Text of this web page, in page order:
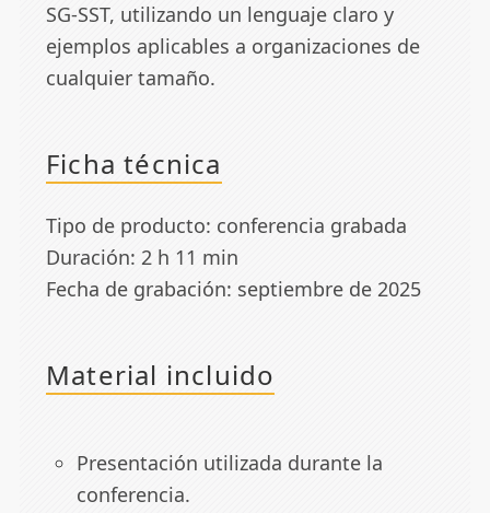
SG-SST, utilizando un lenguaje claro y
ejemplos aplicables a organizaciones de
cualquier tamaño.
Ficha técnica
Tipo de producto: conferencia grabada
Duración: 2 h 11 min
Fecha de grabación: septiembre de 2025
Material incluido
Presentación utilizada durante la
conferencia.